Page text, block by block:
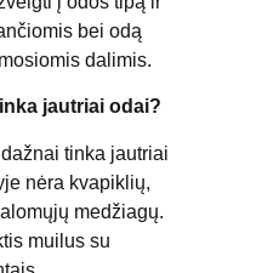
bei odą
dalimis.
jautriai odai?
tinka jautriai
nėra kvapiklių,
medžiagų.
muilus su